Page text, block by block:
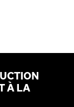
À LA